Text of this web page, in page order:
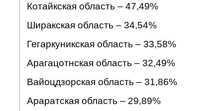
Котайкская область – 47,49%
Ширакская область – 34,54%
Гегаркуникская область – 33,58%
Арагацотнская область – 32,49%
Вайоцдзорская область – 31,86%
Араратская область – 29,89%